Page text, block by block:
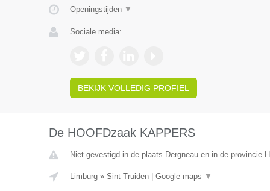
Openingstijden ▼
Sociale media:
BEKIJK VOLLEDIG PROFIEL
De HOOFDzaak KAPPERS
Niet gevestigd in de plaats Dergneau en in de provincie
Limburg» Sint Truiden| Google maps ▼